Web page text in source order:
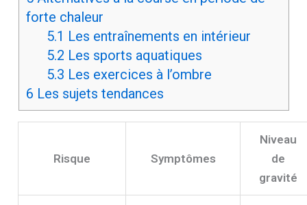
forte chaleur
5.1 Les entraînements en intérieur
5.2 Les sports aquatiques
5.3 Les exercices à l’ombre
6 Les sujets tendances
Risque Symptômes
Niveau
de
gravité